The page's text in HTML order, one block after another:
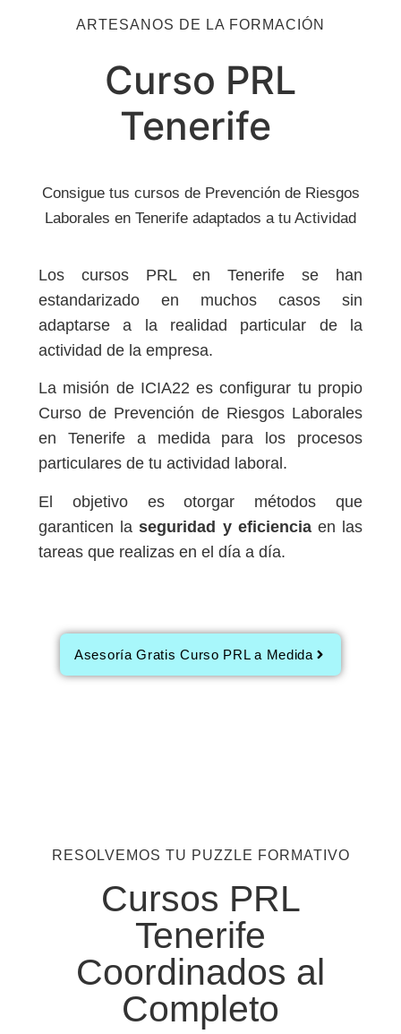
ARTESANOS DE LA FORMACIÓN
Curso PRL
Tenerife
Consigue tus cursos de Prevención de Riesgos
Laborales en Tenerife adaptados a tu Actividad
Los cursos PRL en Tenerife se han
estandarizado en muchos casos sin
adaptarse a la realidad particular de la
actividad de la empresa.
La misión de ICIA22 es configurar tu propio
Curso de Prevención de Riesgos Laborales
en Tenerife a medida para los procesos
particulares de tu actividad laboral.
El objetivo es otorgar métodos que
garanticen laseguridad y eficienciaen las
tareas que realizas en el día a día.
Asesoría Gratis Curso PRL a Medida
RESOLVEMOS TU PUZZLE FORMATIVO
Cursos PRL
Tenerife
Coordinados al
Completo